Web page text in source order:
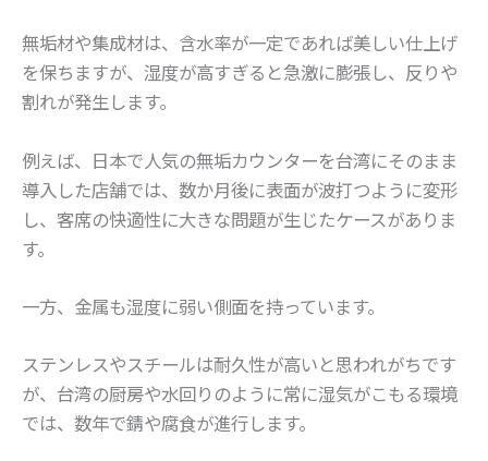
無垢材や集成材は、含水率が一定であれば美しい仕上げ
を保ちますが、湿度が高すぎると急激に膨張し、反りや
割れが発生します。
例えば、日本で人気の無垢カウンターを台湾にそのまま
導入した店舗では、数か月後に表面が波打つように変形
し、客席の快適性に大きな問題が生じたケースがありま
す。
一方、金属も湿度に弱い側面を持っています。
ステンレスやスチールは耐久性が高いと思われがちです
が、台湾の厨房や水回りのように常に湿気がこもる環境
では、数年で錆や腐食が進行します。